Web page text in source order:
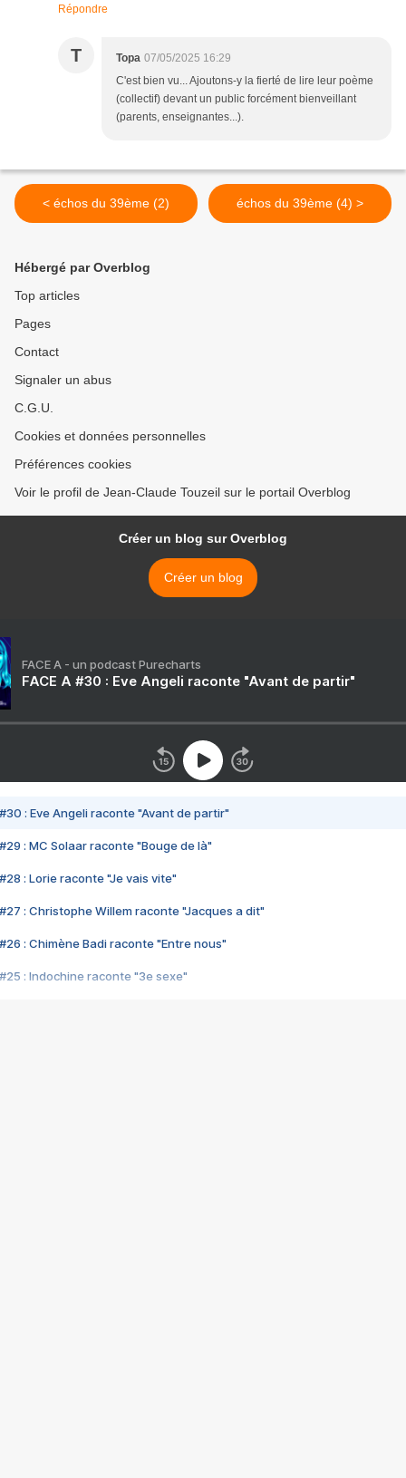
Répondre
T Topa 07/05/2025 16:29
C'est bien vu... Ajoutons-y la fierté de lire leur poème
(collectif) devant un public forcément bienveillant
(parents, enseignantes...).
< échos du 39ème (2) échos du 39ème (4) >
Hébergé par Overblog
Top articles
Pages
Contact
Signaler un abus
C.G.U.
Cookies et données personnelles
Préférences cookies
Voir le profil de Jean-Claude Touzeil sur le portail Overblog
Créer un blog sur Overblog
Créer un blog
FACE A - un podcast Purecharts
FACE A #30 : Eve Angeli raconte "Avant de partir"
#30 : Eve Angeli raconte "Avant de partir"
#29 : MC Solaar raconte "Bouge de là"
#28 : Lorie raconte "Je vais vite"
#27 : Christophe Willem raconte "Jacques a dit"
#26 : Chimène Badi raconte "Entre nous"
#25 : Indochine raconte "3e sexe"